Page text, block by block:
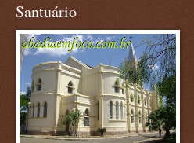
Santuário